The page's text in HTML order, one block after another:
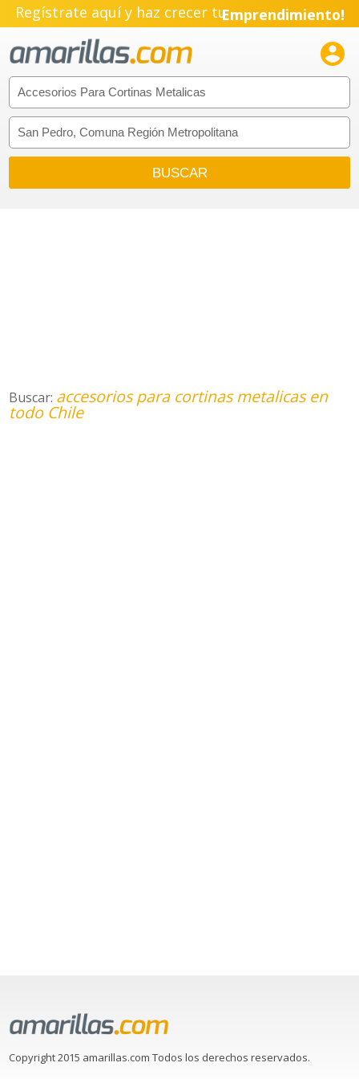
Regístrate aquí y haz crecer tuEmprendimiento!

Buscar: accesorios para cortinas metalicas en
todo Chile
Copyright 2015 amarillas.com Todos los derechos reservados.